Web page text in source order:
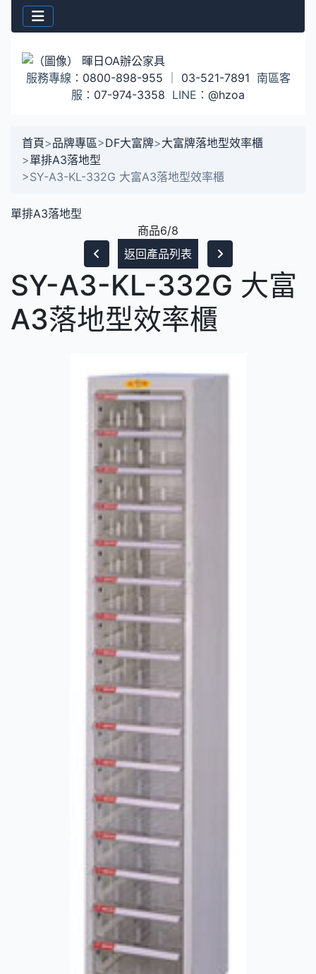
服務專線： 0800-898-955 03-521-7891 南區客
服： 07-974-3358 LINE： @hzoa
首頁>品牌專區>DF大富牌>大富牌落地型效率櫃
>單排A3落地型
>SY-A3-KL-332G 大富A3落地型效率櫃
單排A3落地型
商品6/8
返回產品列表
SY-A3-KL-332G 大富
A3落地型效率櫃